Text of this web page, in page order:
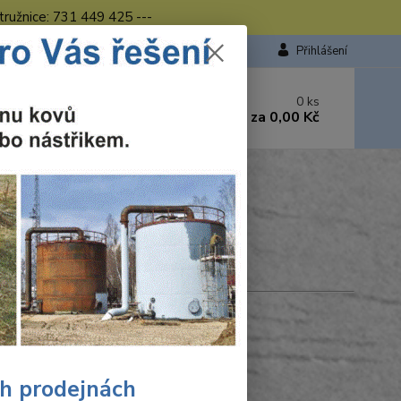
731 449 425 ---
Přihlášení
423
- 16.00 hod.
0 ks
za 0,00 Kč
prodejnách